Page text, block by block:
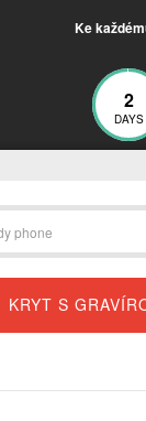
Ke
2
DAYS
KRYT S